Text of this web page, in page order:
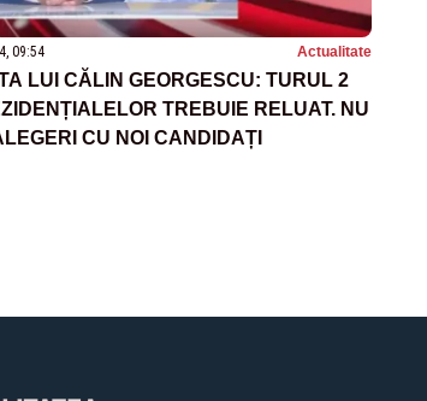
09:54 Actualitate
LUI CĂLIN GEORGESCU: TURUL 2
TREBUIE RELUAT. NU
CU NOI CANDIDAȚI